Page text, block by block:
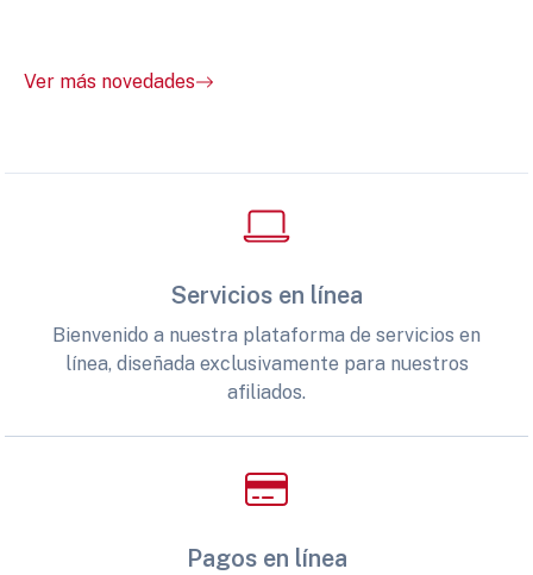
Ver más novedades
Servicios en línea
Bienvenido a nuestra plataforma de servicios en
línea, diseñada exclusivamente para nuestros
afiliados.
Pagos en línea